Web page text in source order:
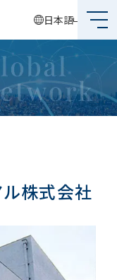
日本語
株式会社